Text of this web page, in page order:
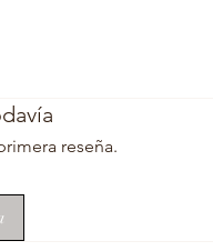
reseña.